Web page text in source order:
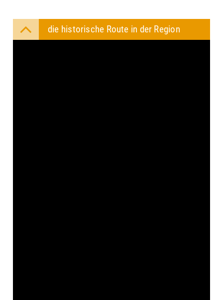
die historische Route in der Region